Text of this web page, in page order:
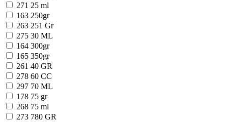
271 25 ml
163 250gr
263 251 Gr
275 30 ML
164 300gr
165 350gr
261 40 GR
278 60 CC
297 70 ML
178 75 gr
268 75 ml
273 780 GR